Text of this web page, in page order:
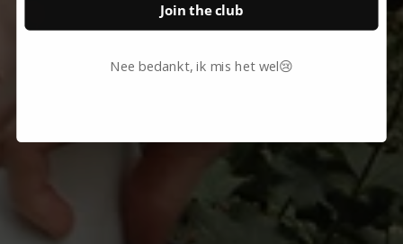
Join the club
Nee bedankt, ik mis het wel😢